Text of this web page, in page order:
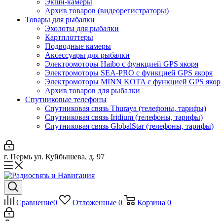
Экшн-камеры
Архив товаров (видеорегистраторы)
Товары для рыбалки
Эхолоты для рыбалки
Картплоттеры
Подводные камеры
Аксессуары для рыбалки
Электромоторы Haibo с функцией GPS якоря
Электромоторы SEA-PRO с функцией GPS якоря
Электромоторы MINN KOTA с функцией GPS
Архив товаров для рыбалки
Спутниковые телефоны
Спутниковая связь Thuraya (телефоны, тарифы)
Спутниковая связь Iridium (телефоны, тарифы)
Спутниковая связь GlobalStar (телефоны, тарифы)
г. Пермь ул. Куйбышева, д. 97
Сравнение0 Отложенные 0 Корзина 0